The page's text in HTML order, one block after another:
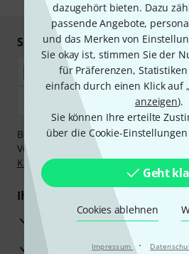
dazugehört bieten. Dazu
passende Angebote,
und das Merken von
Sie okay ist, stimmen Sie der
für Präferenzen,
einfach durch einen Klick auf
anzeigen).
Sie können Ihre erteilte
über die Cookie-Einstellungen
Geht
Cookies ablehnen
Impressum ·
Sicher einkaufen & bezahlen
Bezahlen Sie vertraulich und
Vorkasse, PayPal, Amazon Pay,
Klarna Ratenzahlungoder
Ihre Vorteile
3 Jahre Thomann Garantie
30 Tage Money-Back-Garantie